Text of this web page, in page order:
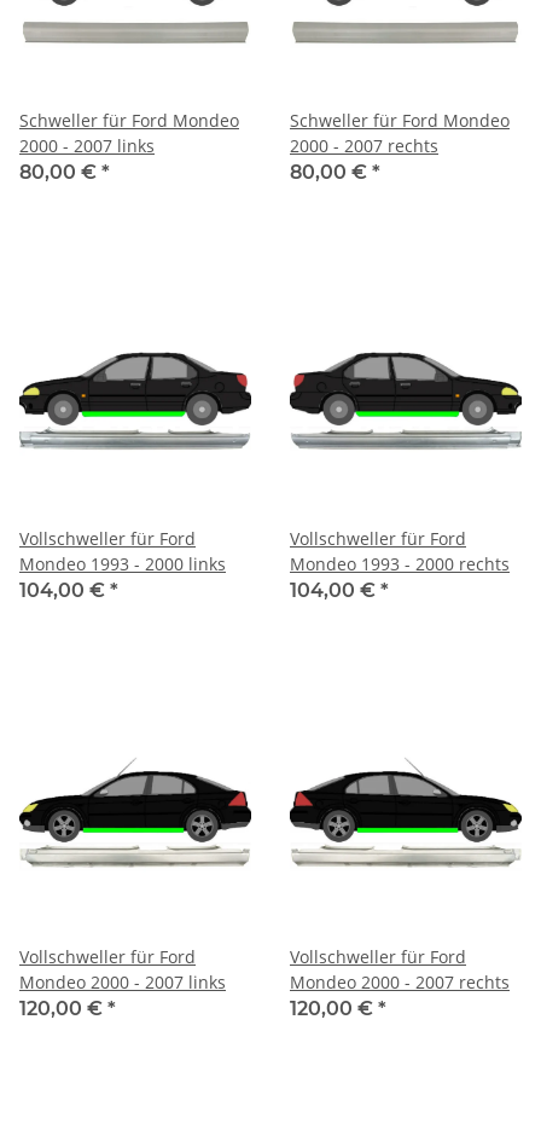
Schweller für Ford Mondeo
2000 - 2007 links
80,00 € *
Schweller für Ford Mondeo
2000 - 2007 rechts
80,00 € *
Vollschweller für Ford
Mondeo 1993 - 2000 links
104,00 € *
Vollschweller für Ford
Mondeo 1993 - 2000 rechts
104,00 € *
Vollschweller für Ford
Mondeo 2000 - 2007 links
120,00 € *
Vollschweller für Ford
Mondeo 2000 - 2007 rechts
120,00 € *